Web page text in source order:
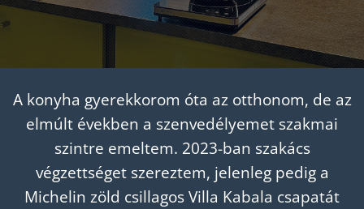
A konyha gyerekkorom óta az otthonom, de az
elmúlt években a szenvedélyemet szakmai
szintre emeltem. 2023-ban szakács
végzettséget szereztem, jelenleg pedig a
Michelin zöld csillagos Villa Kabala csapatát